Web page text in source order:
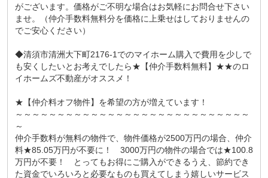
がございます。価格がご不明な場合はお気軽にお問合せ下さい
ませ。（仲介手数料無料分を価格に上乗せはしておりませんの
でご安心ください）
◆清須市清洲大下町2176-1でのマイホーム購入で費用を少しで
も安くしたいとお考えでしたら★【仲介手数料無料】★★のロ
イホームズ不動産がオススメ！
★【仲介料オフ物件】を希望の方が増えています！
～～～～～～～～～～～～～～～～～～～～～～～～～～～～
～
仲介手数料が無料の物件で、物件価格が2500万円の場合、仲介
料★85.05万円が不要に！ 3000万円の物件の場合では★100.8
万円が不要！ とってもお得にご購入ができるうえ、節約でき
た資金でいろいろと必要なものも買えてしまう嬉しいサービス